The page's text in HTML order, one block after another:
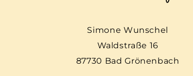
Simone Wunschel
Waldstraße 16
87730 Bad Grönenbach